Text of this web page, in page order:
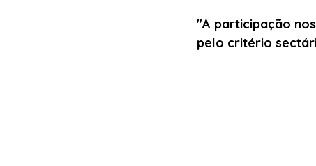
"A participação
pelo critério